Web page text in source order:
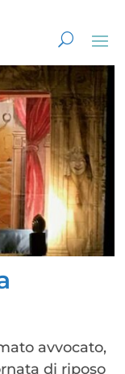
avvocato,
di riposo